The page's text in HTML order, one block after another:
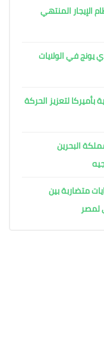
بنظام الإيجار المنتهي
يونج في الولايات
بأميركا لتعزيز الحركة
البحرين
متضاربة بين
لمصر